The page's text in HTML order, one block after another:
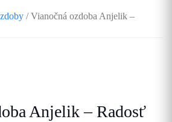
/ Vianočná ozdoba Anjelik –
Anjelik – Radosť